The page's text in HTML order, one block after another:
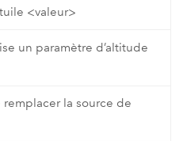
<valeur>
un paramètre d’altitude
la source de